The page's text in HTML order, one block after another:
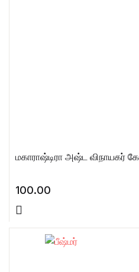
மகாராஷ்டிரா அஷ்ட விநாயகர்
100.00